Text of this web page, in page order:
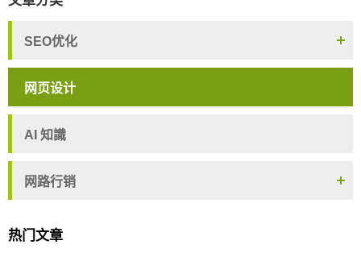
SEO优化
网页设计
AI 知識
网路行销
热门文章